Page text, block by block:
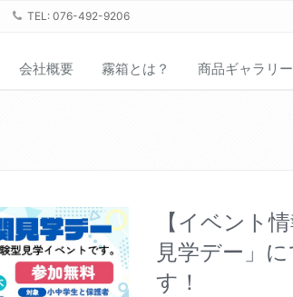
TEL: 076-492-9206
会社概要 霧箱とは？ 商品ギャラリー
【イベント
見学デー」
す！